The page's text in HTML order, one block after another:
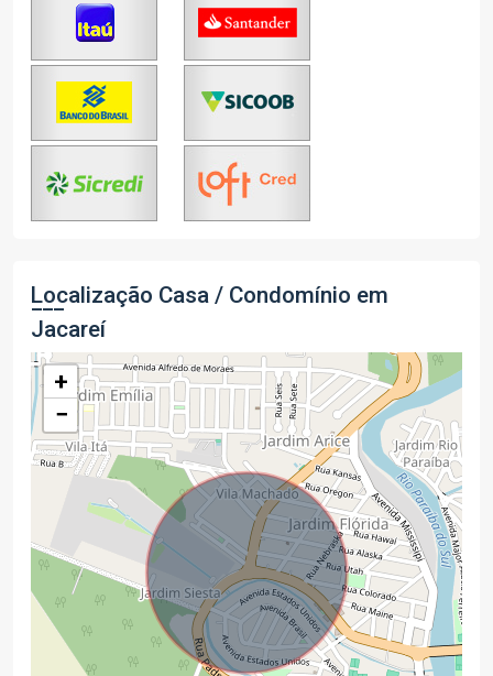
Localização Casa / Condomínio em
Jacareí
+
−